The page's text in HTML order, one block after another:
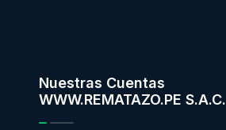
Nuestras Cuentas
WWW.REMATAZO.PE S.A.C.